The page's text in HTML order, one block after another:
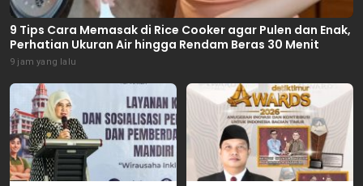
9 Tips Cara Memasak di Rice Cooker agar Pulen dan Enak,
Perhatian Ukuran Air hingga Rendam Beras 30 Menit
9 jam yang lalu